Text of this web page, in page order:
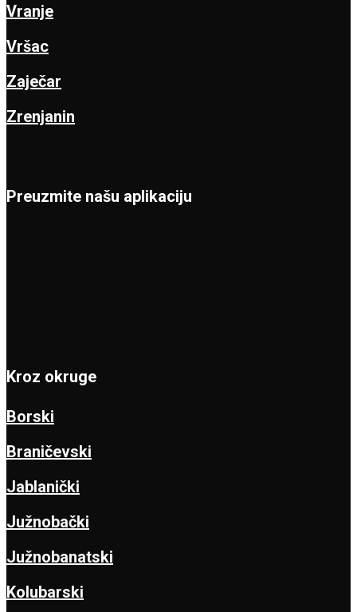
Vranje
Vršac
Zaječar
Zrenjanin
Preuzmite našu aplikaciju
Kroz okruge
Borski
Braničevski
Jablanički
Južnobački
Južnobanatski
Kolubarski